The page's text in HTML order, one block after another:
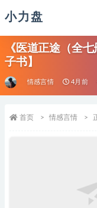
小力盘
《医道正途（全
子书】
情感言情 4月前
首页 情感言情